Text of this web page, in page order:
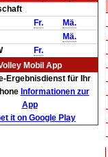
Fr.
Mä.
Mä.
Fr.
Mobil App
Ergebnisdienst für Ihr
Informationen zur
App